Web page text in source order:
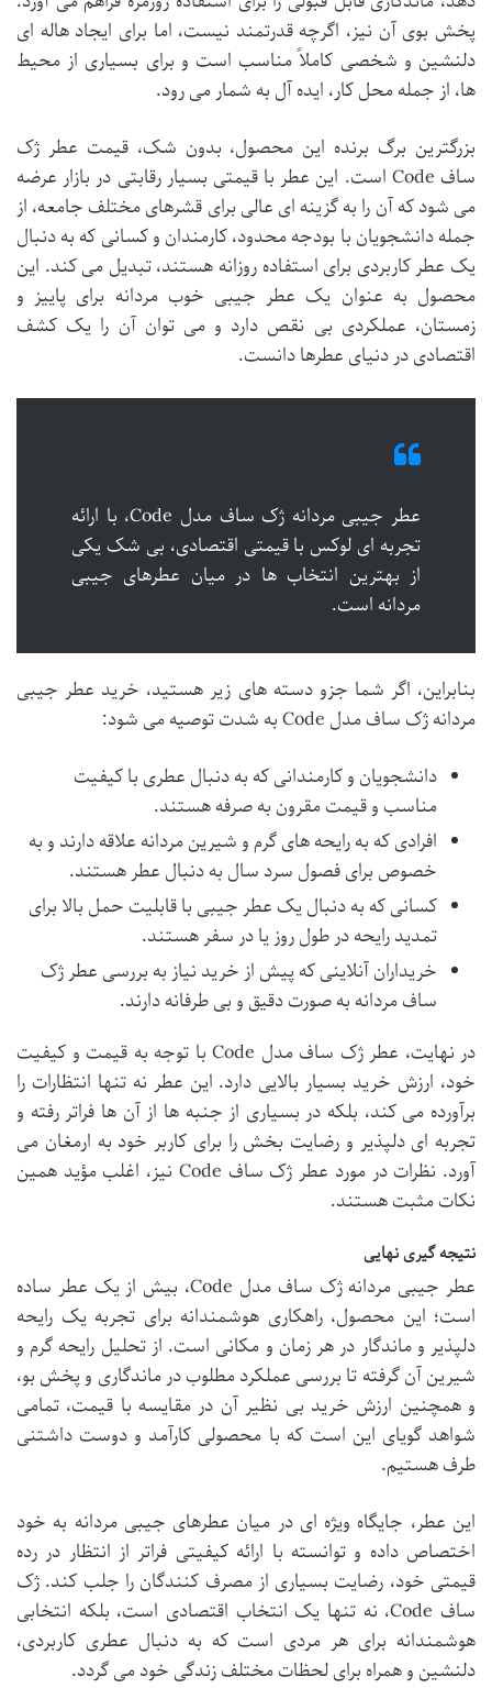
پخش بوی آن نیز، اگرچه قدرتمند نیست، اما برای ایجاد هاله ای
دلنشین و شخصی کاملاً مناسب است و برای بسیاری از محیط
ها، از جمله محل کار، ایده آل به شمار می رود.
بزرگترین برگ برنده این محصول، بدون شک، قیمت عطر ژک
ساف Code است. این عطر با قیمتی بسیار رقابتی در بازار عرضه
می شود که آن را به گزینه ای عالی برای قشرهای مختلف جامعه، از
جمله دانشجویان با بودجه محدود، کارمندان و کسانی که به دنبال
یک عطر کاربردی برای استفاده روزانه هستند، تبدیل می کند. این
محصول به عنوان یک عطر جیبی خوب مردانه برای پاییز و
زمستان، عملکردی بی نقص دارد و می توان آن را یک کشف
اقتصادی در دنیای عطرها دانست.
عطر جیبی مردانه ژک ساف مدل Code، با ارائه
تجربه ای لوکس با قیمتی اقتصادی، بی شک یکی
از بهترین انتخاب ها در میان عطرهای جیبی
مردانه است.
بنابراین، اگر شما جزو دسته های زیر هستید، خرید عطر جیبی
مردانه ژک ساف مدل Code به شدت توصیه می شود:
دانشجویان و کارمندانی که به دنبال عطری با کیفیت
مناسب و قیمت مقرون به صرفه هستند.
افرادی که به رایحه های گرم و شیرین مردانه علاقه دارند و به
خصوص برای فصول سرد سال به دنبال عطر هستند.
کسانی که به دنبال یک عطر جیبی با قابلیت حمل بالا برای
تمدید رایحه در طول روز یا در سفر هستند.
خریداران آنلاینی که پیش از خرید نیاز به بررسی عطر ژک
ساف مردانه به صورت دقیق و بی طرفانه دارند.
در نهایت، عطر ژک ساف مدل Code با توجه به قیمت و کیفیت
خود، ارزش خرید بسیار بالایی دارد. این عطر نه تنها انتظارات را
برآورده می کند، بلکه در بسیاری از جنبه ها از آن ها فراتر رفته و
تجربه ای دلپذیر و رضایت بخش را برای کاربر خود به ارمغان می
آورد. نظرات در مورد عطر ژک ساف Code نیز، اغلب مؤید همین
نکات مثبت هستند.
نتیجه گیری نهایی
عطر جیبی مردانه ژک ساف مدل Code، بیش از یک عطر ساده
است؛ این محصول، راهکاری هوشمندانه برای تجربه یک رایحه
دلپذیر و ماندگار در هر زمان و مکانی است. از تحلیل رایحه گرم و
شیرین آن گرفته تا بررسی عملکرد مطلوب در ماندگاری و پخش بو،
و همچنین ارزش خرید بی نظیر آن در مقایسه با قیمت، تمامی
شواهد گویای این است که با محصولی کارآمد و دوست داشتنی
طرف هستیم.
این عطر، جایگاه ویژه ای در میان عطرهای جیبی مردانه به خود
اختصاص داده و توانسته با ارائه کیفیتی فراتر از انتظار در رده
قیمتی خود، رضایت بسیاری از مصرف کنندگان را جلب کند. ژک
ساف Code، نه تنها یک انتخاب اقتصادی است، بلکه انتخابی
هوشمندانه برای هر مردی است که به دنبال عطری کاربردی،
دلنشین و همراه برای لحظات مختلف زندگی خود می گردد.